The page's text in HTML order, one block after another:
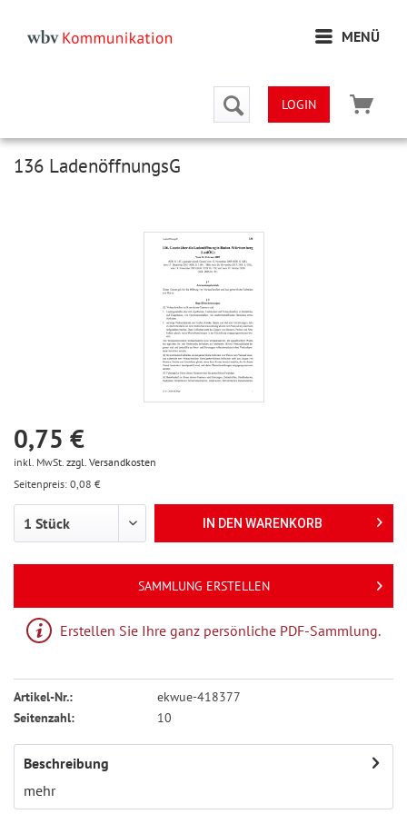
MENÜ
LOGIN
136 LadenöffnungsG
0,75 €
inkl. MwSt. zzgl. Versandkosten
Seitenpreis: 0,08 €
IN DEN WARENKORB
SAMMLUNG ERSTELLEN
Erstellen Sie Ihre ganz persönliche PDF-Sammlung.
Artikel-Nr.:
ekwue-418377
Seitenzahl:
10
Beschreibung
mehr